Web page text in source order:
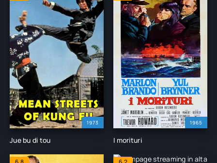
1973
Jue bu di tou
1965
I morituri